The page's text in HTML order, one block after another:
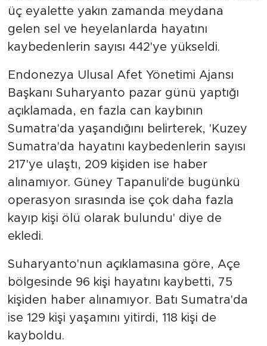
üç eyalette yakın zamanda meydana
gelen sel ve heyelanlarda hayatını
kaybedenlerin sayısı 442'ye yükseldi.
Endonezya Ulusal Afet Yönetimi Ajansı
Başkanı Suharyanto pazar günü yaptığı
açıklamada, en fazla can kaybının
Sumatra'da yaşandığını belirterek, 'Kuzey
Sumatra'da hayatını kaybedenlerin sayısı
217'ye ulaştı, 209 kişiden ise haber
alınamıyor. Güney Tapanuli'de bugünkü
operasyon sırasında ise çok daha fazla
kayıp kişi ölü olarak bulundu' diye de
ekledi.
Suharyanto'nun açıklamasına göre, Açe
bölgesinde 96 kişi hayatını kaybetti, 75
kişiden haber alınamıyor. Batı Sumatra'da
ise 129 kişi yaşamını yitirdi, 118 kişi de
kayboldu.